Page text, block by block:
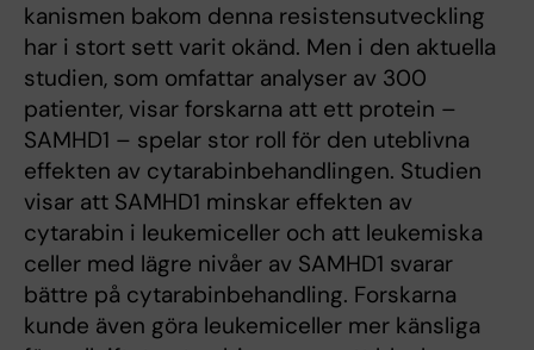
kanismen bakom denna resistensutveckling
har i stort sett varit okänd. Men i den aktuella
studien, som omfattar analyser av 300
patienter, visar forskarna att ett protein –
SAMHD1 – spelar stor roll för den uteblivna
effekten av cytarabinbehandlingen. Studien
visar att SAMHD1 minskar effekten av
cytarabin i leukemiceller och att leukemiska
celler med lägre nivåer av SAMHD1 svarar
bättre på cytarabinbehandling. Forskarna
kunde även göra leukemiceller mer känsliga